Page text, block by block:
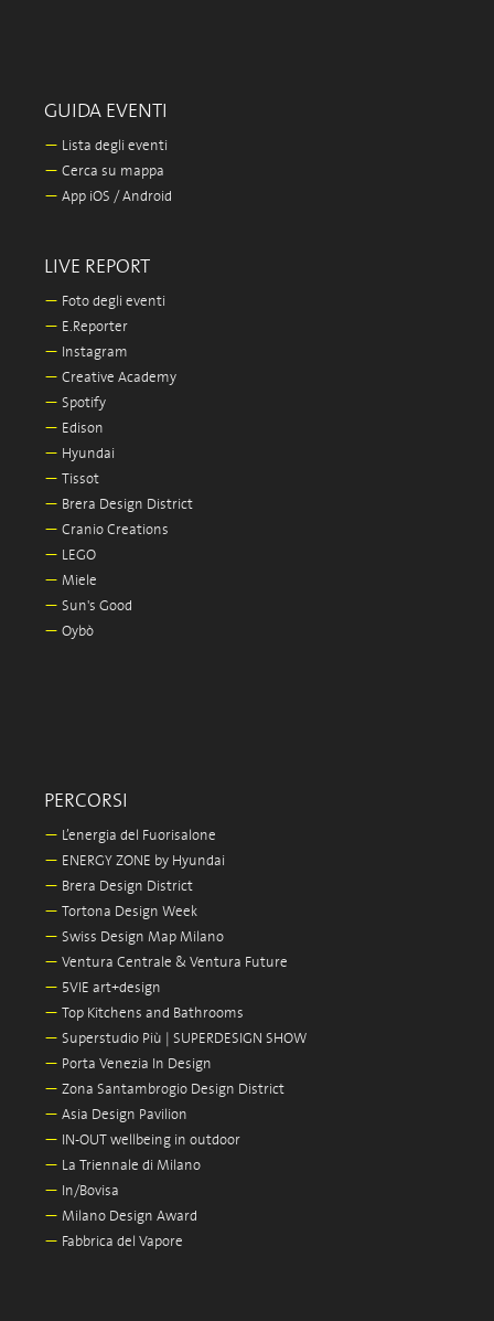
GUIDA EVENTI
— Lista degli eventi
— Cerca su mappa
— App iOS / Android
LIVE REPORT
— Foto degli eventi
— E.Reporter
— Instagram
— Creative Academy
— Spotify
— Edison
— Hyundai
— Tissot
— Brera Design District
— Cranio Creations
— LEGO
— Miele
— Sun's Good
— Oybò
PERCORSI
— L’energia del Fuorisalone
— ENERGY ZONE by Hyundai
— Brera Design District
— Tortona Design Week
— Swiss Design Map Milano
— Ventura Centrale & Ventura Future
— 5VIE art+design
— Top Kitchens and Bathrooms
— Superstudio Più | SUPERDESIGN SHOW
— Porta Venezia In Design
— Zona Santambrogio Design District
— Asia Design Pavilion
— IN-OUT wellbeing in outdoor
— La Triennale di Milano
— In/Bovisa
— Milano Design Award
— Fabbrica del Vapore